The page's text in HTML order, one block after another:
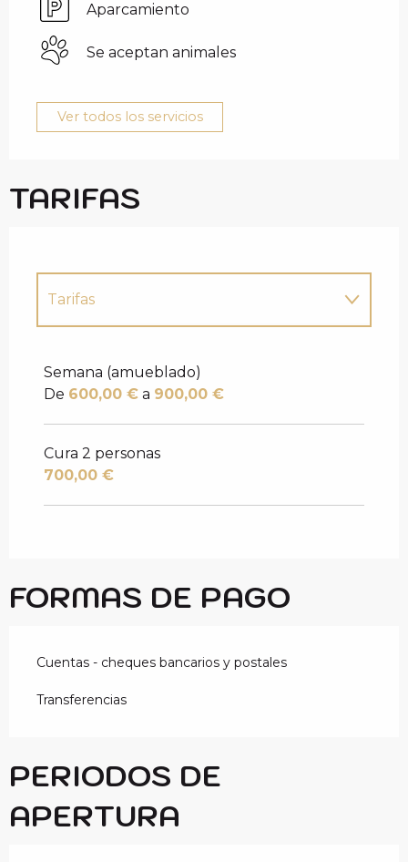
Aparcamiento
Se aceptan animales
Ver todos los servicios
TARIFAS
Tarifas
Semana (amueblado)
De 600,00 € a 900,00 €
Cura 2 personas
700,00 €
FORMAS DE PAGO
Cuentas - cheques bancarios y postales
Transferencias
PERIODOS DE
APERTURA